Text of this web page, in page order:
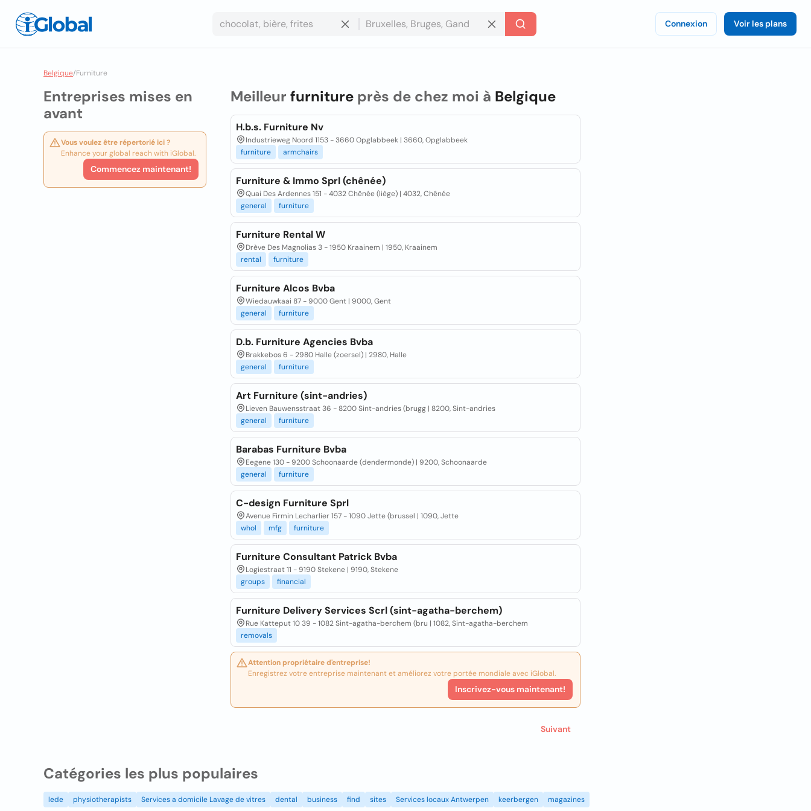
Connexion Voir les plans
Belgique/Furniture
Entreprises mises en
avant
Vous voulez être répertorié ici ?
Enhance your global reach with iGlobal.
Commencez maintenant!
Meilleur furnitureprès de chez moi à Belgique
H.b.s. Furniture Nv
Industrieweg Noord 1153 - 3660 Opglabbeek | 3660, Opglabbeek
furniture
armchairs
Furniture & Immo Sprl (chênée)
Quai Des Ardennes 151 - 4032 Chênée (liège) | 4032, Chênée
general
furniture
Furniture Rental W
Drève Des Magnolias 3 - 1950 Kraainem | 1950, Kraainem
rental
furniture
Furniture Alcos Bvba
Wiedauwkaai 87 - 9000 Gent | 9000, Gent
general
furniture
D.b. Furniture Agencies Bvba
Brakkebos 6 - 2980 Halle (zoersel) | 2980, Halle
general
furniture
Art Furniture (sint-andries)
Lieven Bauwensstraat 36 - 8200 Sint-andries (brugg | 8200, Sint-andries
general
furniture
Barabas Furniture Bvba
Eegene 130 - 9200 Schoonaarde (dendermonde) | 9200, Schoonaarde
general
furniture
C-design Furniture Sprl
Avenue Firmin Lecharlier 157 - 1090 Jette (brussel | 1090, Jette
whol
mfg furniture
Furniture Consultant Patrick Bvba
Logiestraat 11 - 9190 Stekene | 9190, Stekene
groups
financial
Furniture Delivery Services Scrl (sint-agatha-berchem)
Rue Katteput 10 39 - 1082 Sint-agatha-berchem (bru | 1082, Sint-agatha-berchem
removals
Attention propriétaire d'entreprise!
Enregistrez votre entreprise maintenant et améliorez votre portée mondiale avec iGlobal.
Inscrivez-vous maintenant!
Suivant
Catégories les plus populaires
lede physiotherapists Services a domicile Lavage de vitres dental business find sites Services locaux Antwerpen keerbergen magazines